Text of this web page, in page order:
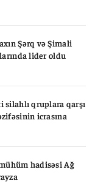
Şərq və Şimali
lider oldu
qruplara qarşı
icrasına
hadisəsi Ağ